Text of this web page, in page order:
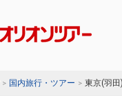
国内旅行・ツアー 東京(羽